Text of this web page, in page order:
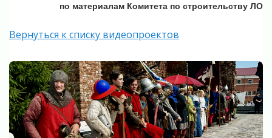
по материалам Комитета по строительству ЛО
Вернуться к списку видеопроектов